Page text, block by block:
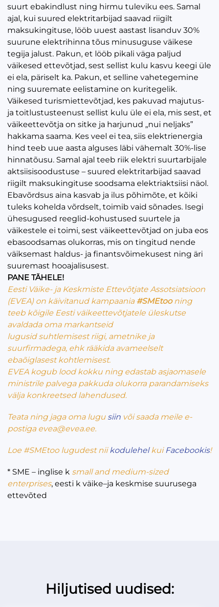
suurt ebakindlust ning hirmu tuleviku ees. Samal
ajal, kui suured elektritarbijad saavad riigilt
maksukingituse, lööb uuest aastast lisanduv 30%
suurune elektrihinna tõus minusuguse väikese
tegija jalust. Pakun, et lööb pikali väga paljud
väikesed ettevõtjad, sest sellist kulu kasvu keegi üle
ei ela, päriselt ka. Pakun, et selline vahetegemine
ning suuremate eelistamine on kuritegelik.
Väikesed turismiettevõtjad, kes pakuvad majutus-
ja toitlustusteenust sellist kulu üle ei ela, mis sest, et
väikeettevõtja on sitke ja harjunud „nui neljaks”
hakkama saama. Kes veel ei tea, siis elektrienergia
hind teeb uue aasta alguses läbi vähemalt 30%-lise
hinnatõusu. Samal ajal teeb riik elektri suurtarbijale
aktsiisisoodustuse – suured elektritarbijad saavad
riigilt maksukingituse soodsama elektriaktsiisi näol.
Ebavõrdsus aina kasvab ja ilus põhimõte, et kõiki
tuleks kohelda võrdselt, toimib vaid sõnades. Isegi
ühesugused reeglid-kohustused suurtele ja
väikestele ei toimi, sest väikeettevõtjad on juba eos
ebasoodsamas olukorras, mis on tingitud nende
väiksemast haldus- ja finantsvõimekusest ning äri
suuremast hooajalisusest.
PANE TÄHELE!
Eesti Väike- ja Keskmiste Ettevõtjate Assotsiatsioon
(EVEA) on käivitanud kampaania #SMEtooning
teeb kõigile Eesti väikeettevõtjatele üleskutse
avaldada oma markantseid
lugusid suhtlemisest riigi, ametnike ja
suurfirmadega, ehk rääkida avameelselt
ebaõiglasest kohtlemisest.
EVEA kogub lood kokku ning edastab asjaomasele
ministrile palvega pakkuda olukorra parandamiseks
välja konkreetsed lahendused.
Teata ning jaga oma lugu siin või saada meile e-
postiga evea@evea.ee.
Loe #SMEtoolugudest nii kodulehelkui Facebookis!
* SME – inglise k small and medium-sized
enterprises, eesti k väike–ja keskmise suurusega
ettevõted
Hiljutised uudised: